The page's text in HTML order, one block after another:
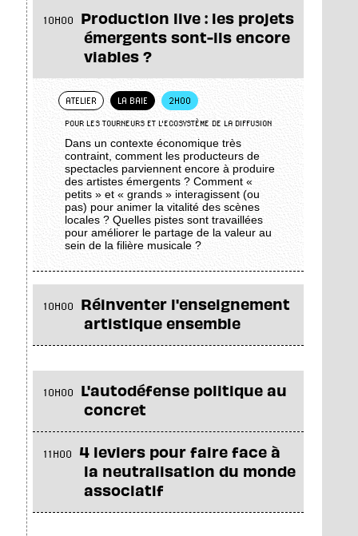
10H00
Production live : les projets
émergents sont-ils encore
viables ?
ATELIER LA BAIE 2H00
POUR LES TOURNEURS ET L'ECOSYSTÈME DE LA DIFFUSION
Dans un contexte économique très
contraint, comment les producteurs de
spectacles parviennent encore à produire
des artistes émergents ? Comment «
petits » et « grands » interagissent (ou
pas) pour animer la vitalité des scènes
locales ? Quelles pistes sont travaillées
pour améliorer le partage de la valeur au
sein de la filière musicale ?
10H00
Réinventer l'enseignement
artistique ensemble
10H00
L'autodéfense politique au
concret
11H00
4 leviers pour faire face à
la neutralisation du monde
associatif